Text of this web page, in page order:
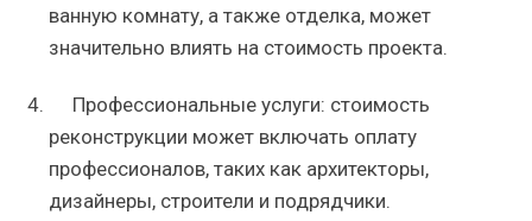
ванную комнату, а также отделка, может
значительно влиять на стоимость проекта.
Профессиональные услуги: стоимость
реконструкции может включать оплату
профессионалов, таких как архитекторы,
дизайнеры, строители и подрядчики.